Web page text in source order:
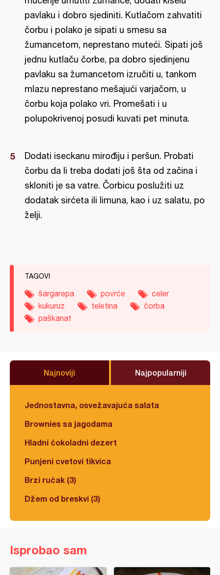
pavlaku i dobro sjediniti. Kutlačom zahvatiti
čorbu i polako je sipati u smesu sa
žumancetom, neprestano muteći. Sipati još
jednu kutlaču čorbe, pa dobro sjedinjenu
pavlaku sa žumancetom izručiti u, tankom
mlazu neprestano mešajući varjačom, u
čorbu koja polako vri. Promešati i u
polupokrivenoj posudi kuvati pet minuta.
Dodati iseckanu mirođiju i peršun. Probati
čorbu da li treba dodati još šta od začina i
skloniti je sa vatre. Čorbicu poslužiti uz
dodatak sirćeta ili limuna, kao i uz salatu, po
želji.
TAGOVI
šargarepa povrće
celer
kukuruz
teletina
čorba
paškanat
Najnoviji Najpopularniji
Jednostavna, osvežavajuća salata
Brownies sa jagodama
Hladni čokoladni dezert
Punjeni cvetovi tikvica
Brzi ručak (3)
Džem od breskvi (3)
Isprobao sam